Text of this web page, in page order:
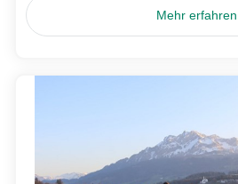
Mehr erfahren